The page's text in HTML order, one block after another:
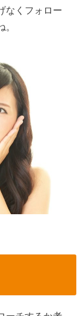
なくフォロー